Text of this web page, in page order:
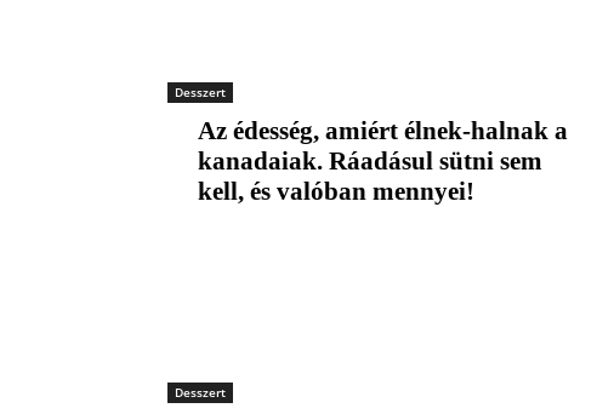
Desszert
Az édesség, amiért élnek-halnak a
kanadaiak. Ráadásul sütni sem
kell, és valóban mennyei!
Desszert